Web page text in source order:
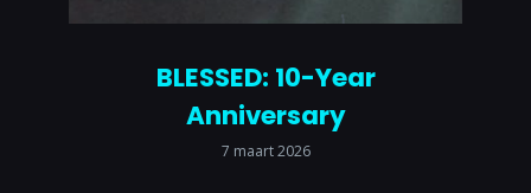
BLESSED: 10-Year
Anniversary
7 maart 2026